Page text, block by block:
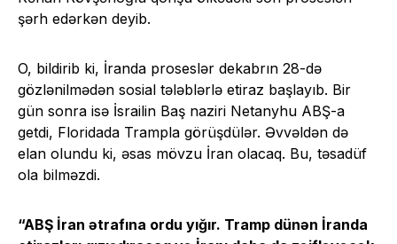
şərh edərkən deyib.
O, bildirib ki, İranda proseslər dekabrın 28-də
gözlənilmədən sosial tələblərlə etiraz başlayıb. Bir
gün sonra isə İsrailin Baş naziri Netanyhu ABŞ-a
getdi, Floridada Trampla görüşdülər. Əvvəldən də
elan olundu ki, əsas mövzu İran olacaq. Bu, təsadüf
ola bilməzdi.
“ABŞ İran ətrafına ordu yığır. Tramp dünən İranda